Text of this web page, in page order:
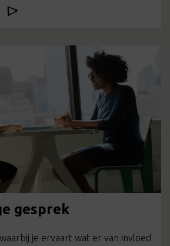
gesprek
je ervaart wat er van invloed